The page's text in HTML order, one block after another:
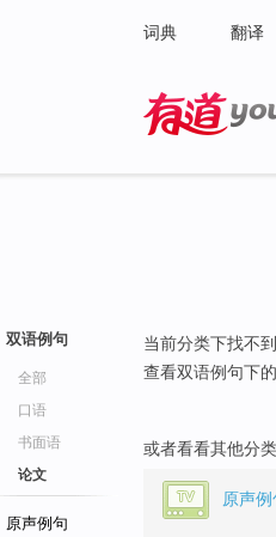
词典 翻译
双语例句
全部
口语
书面语
论文
原声例句
当前分类下找不
查看双语例句下的
或者看看其他分类
原声例